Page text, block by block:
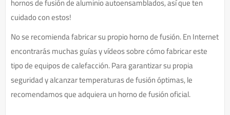
hornos de fusión de aluminio autoensamblados, así que ten
cuidado con estos!
No se recomienda fabricar su propio horno de fusión. En Internet
encontrarás muchas guías y vídeos sobre cómo fabricar este
tipo de equipos de calefacción. Para garantizar su propia
seguridad y alcanzar temperaturas de fusión óptimas, le
recomendamos que adquiera un horno de fusión oficial.